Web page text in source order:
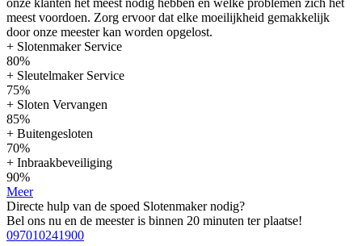
onze klanten het meest nodig hebben en welke problemen zich het
meest voordoen. Zorg ervoor dat elke moeilijkheid gemakkelijk
door onze meester kan worden opgelost.
+ Slotenmaker Service
80%
+ Sleutelmaker Service
75%
+ Sloten Vervangen
85%
+ Buitengesloten
70%
+ Inbraakbeveiliging
90%
Meer
Directe hulp van de spoed Slotenmaker nodig?
Bel ons nu en de meester is binnen 20 minuten ter plaatse!
097010241900